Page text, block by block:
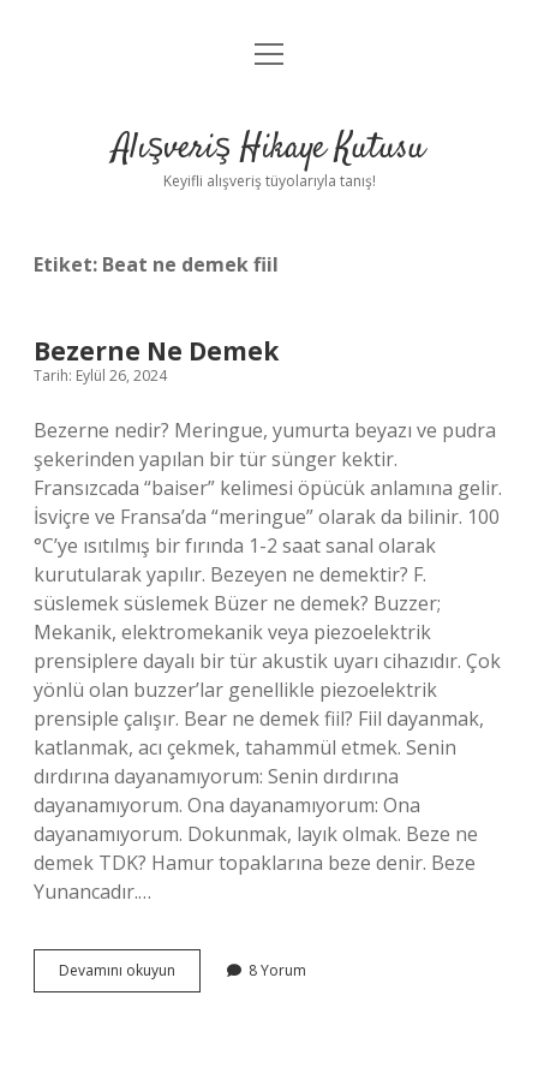
Anasayfa
Yasal Uyarı
menüyü
Alışveriş Hikaye Kutusu
Keyifli alışveriş tüyolarıyla tanış!
Etiket: Beat ne demek fiil
Bezerne Ne Demek
Tarih: Eylül 26, 2024
Bezerne nedir? Meringue, yumurta beyazı ve pudra
şekerinden yapılan bir tür sünger kektir.
Fransızcada “baiser” kelimesi öpücük anlamına gelir.
İsviçre ve Fransa’da “meringue” olarak da bilinir. 100
°C’ye ısıtılmış bir fırında 1-2 saat sanal olarak
kurutularak yapılır. Bezeyen ne demektir? F.
süslemek süslemek Büzer ne demek? Buzzer;
Mekanik, elektromekanik veya piezoelektrik
prensiplere dayalı bir tür akustik uyarı cihazıdır. Çok
yönlü olan buzzer’lar genellikle piezoelektrik
prensiple çalışır. Bear ne demek fiil? Fiil dayanmak,
katlanmak, acı çekmek, tahammül etmek. Senin
dırdırına dayanamıyorum: Senin dırdırına
dayanamıyorum. Ona dayanamıyorum: Ona
dayanamıyorum. Dokunmak, layık olmak. Beze ne
demek TDK? Hamur topaklarına beze denir. Beze
Yunancadır.…
Devamını okuyun Bezerne
Ne
8 Yorum